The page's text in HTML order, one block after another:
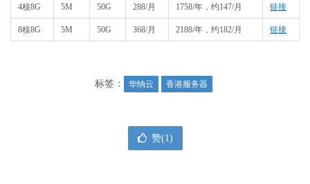
4核8G 5M 50G 288/月 1758/年，约147/月 链接
8核8G 5M 50G 368/月 2188/年，约182/月 链接
标签： 华纳云 香港服务器
赞(1)